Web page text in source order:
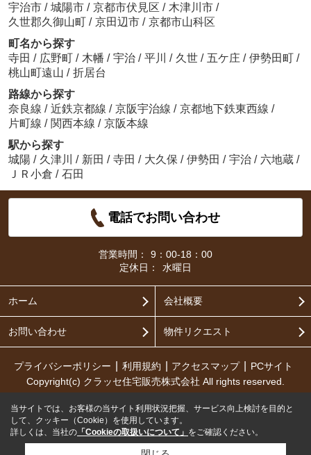
宇治市 / 城陽市 / 京都市伏見区 / 木津川市 /
久世郡久御山町 / 京田辺市 / 京都市山科区
町名から探す
寺田 / 広野町 / 木幡 / 宇治 / 平川 / 久世 / 五ケ庄 / 伊勢田町 /
桃山町遠山 / 折居台
路線から探す
奈良線 / 近鉄京都線 / 京阪宇治線 / 京都地下鉄東西線 /
片町線 / 関西本線 / 京阪本線
駅から探す
城陽 / 久津川 / 新田 / 寺田 / 大久保 / 伊勢田 / 宇治 / 六地蔵 /
ＪＲ小倉 / 石田
電話でお問い合わせ
営業時間：
9：00-18：00
定休日：
水曜日
ホーム 会社概要
お問い合わせ 物件リクエスト
プライバシーポリシー 利用規約 アクセスマップ
PCサイト
Copyright(c) クラッセ住宅販売株式会社 All rights reserved.
当サイトでは、お客様の当サイト利用状況把握、サービス向上検討を目的と
して、クッキー（Cookie）を使用しています。
詳しくは、当社の 「Cookieの取扱いについて」 をご確認ください。